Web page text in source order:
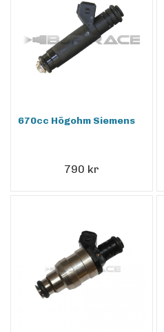
670cc Högohm Siemens
790 kr